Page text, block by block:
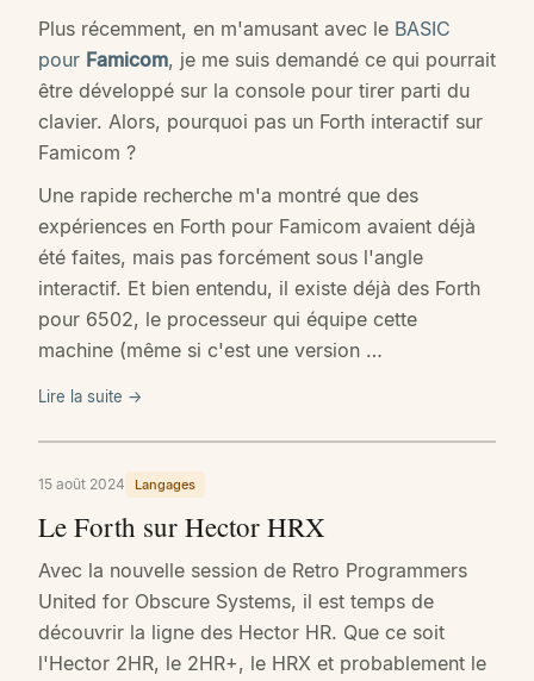
Plus récemment, en m'amusant avec le BASIC
pour Famicom, je me suis demandé ce qui pourrait
être développé sur la console pour tirer parti du
clavier. Alors, pourquoi pas un Forth interactif sur
Famicom ?
Une rapide recherche m'a montré que des
expériences en Forth pour Famicom avaient déjà
été faites, mais pas forcément sous l'angle
interactif. Et bien entendu, il existe déjà des Forth
pour 6502, le processeur qui équipe cette
machine (même si c'est une version …
Lire la suite →
15 août 2024 Langages
Le Forth sur Hector HRX
Avec la nouvelle session de Retro Programmers
United for Obscure Systems, il est temps de
découvrir la ligne des Hector HR. Que ce soit
l'Hector 2HR, le 2HR+, le HRX et probablement le